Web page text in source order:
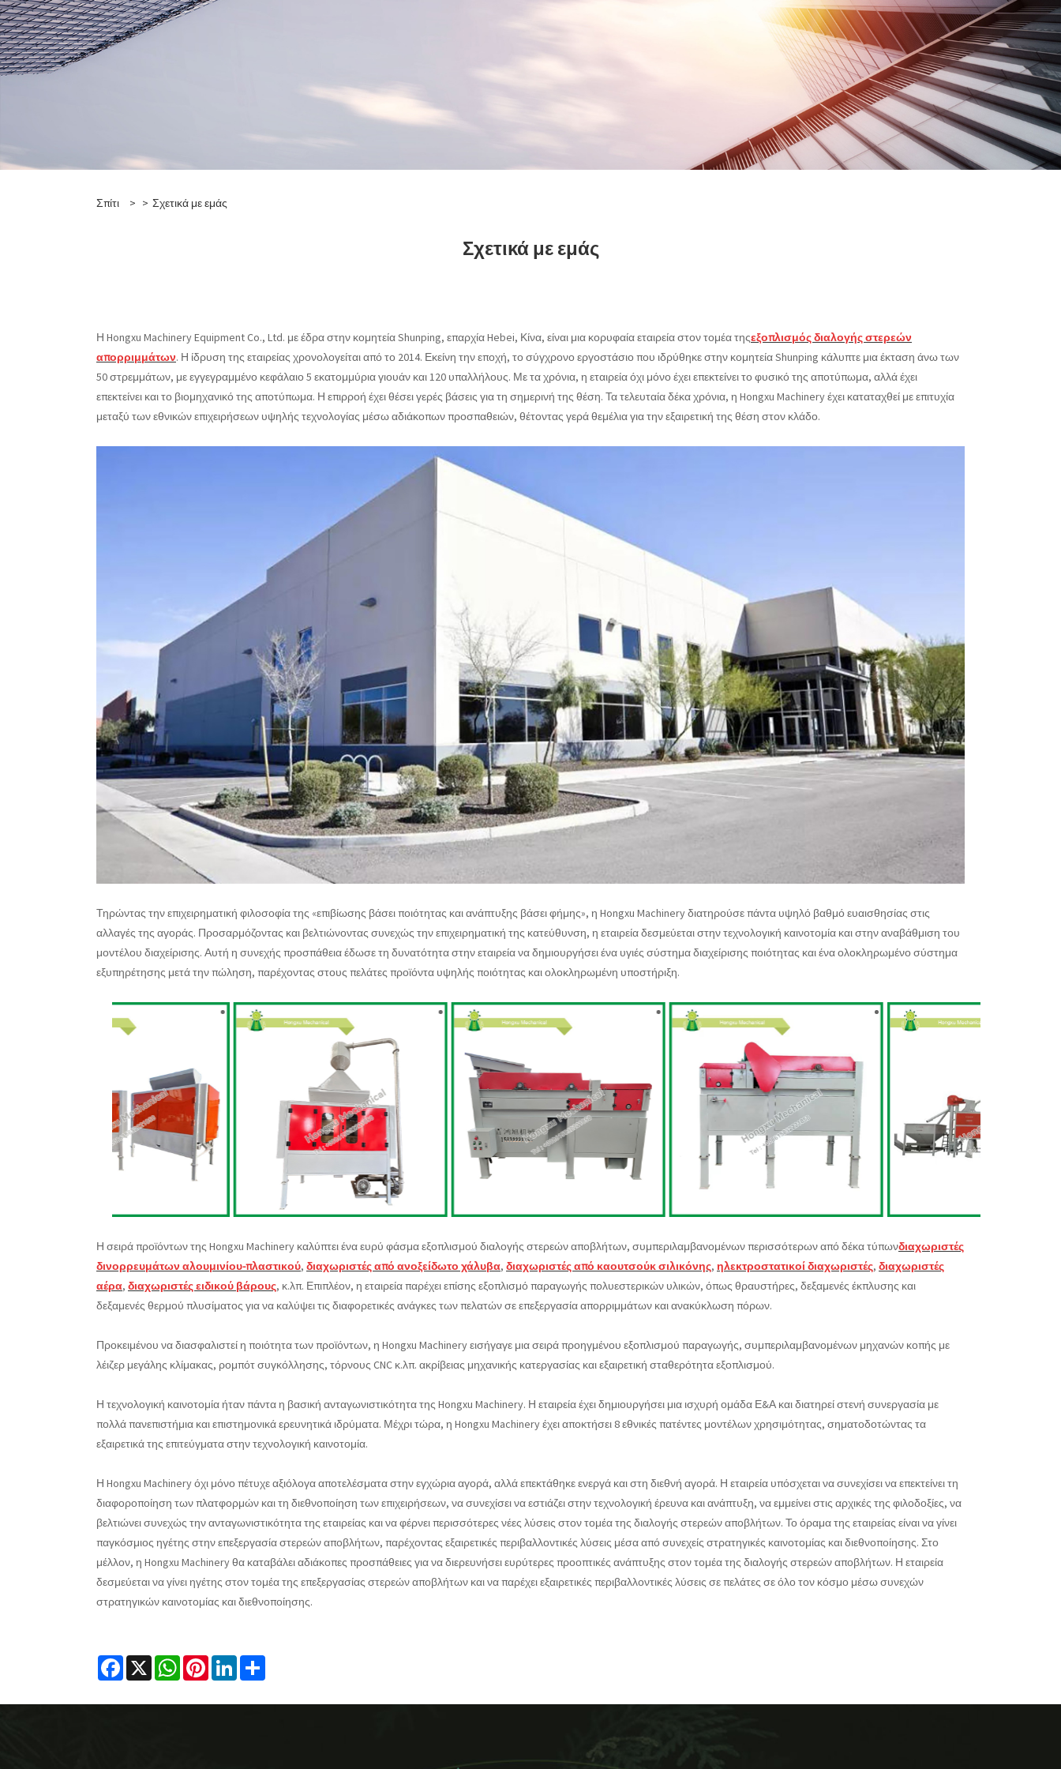
Σπίτι > > Σχετικά με εμάς
Σχετικά με εμάς
Η Hongxu Machinery Equipment Co., Ltd. με έδρα στην κομητεία Shunping, επαρχία Hebei, Κίνα, είναι μια κορυφαία εταιρεία στον τομέα τηςεξοπλισμός διαλογής στερεών
απορριμμάτων. Η ίδρυση της εταιρείας χρονολογείται από το 2014. Εκείνη την εποχή, το σύγχρονο εργοστάσιο που ιδρύθηκε στην κομητεία Shunping κάλυπτε μια έκταση άνω των
50 στρεμμάτων, με εγγεγραμμένο κεφάλαιο 5 εκατομμύρια γιουάν και 120 υπαλλήλους. Με τα χρόνια, η εταιρεία όχι μόνο έχει επεκτείνει το φυσικό της αποτύπωμα, αλλά έχει
επεκτείνει και το βιομηχανικό της αποτύπωμα. Η επιρροή έχει θέσει γερές βάσεις για τη σημερινή της θέση. Τα τελευταία δέκα χρόνια, η Hongxu Machinery έχει καταταχθεί με επιτυχία
μεταξύ των εθνικών επιχειρήσεων υψηλής τεχνολογίας μέσω αδιάκοπων προσπαθειών, θέτοντας γερά θεμέλια για την εξαιρετική της θέση στον κλάδο.
Τηρώντας την επιχειρηματική φιλοσοφία της «επιβίωσης βάσει ποιότητας και ανάπτυξης βάσει φήμης», η Hongxu Machinery διατηρούσε πάντα υψηλό βαθμό ευαισθησίας στις
αλλαγές της αγοράς. Προσαρμόζοντας και βελτιώνοντας συνεχώς την επιχειρηματική της κατεύθυνση, η εταιρεία δεσμεύεται στην τεχνολογική καινοτομία και στην αναβάθμιση του
μοντέλου διαχείρισης. Αυτή η συνεχής προσπάθεια έδωσε τη δυνατότητα στην εταιρεία να δημιουργήσει ένα υγιές σύστημα διαχείρισης ποιότητας και ένα ολοκληρωμένο σύστημα
εξυπηρέτησης μετά την πώληση, παρέχοντας στους πελάτες προϊόντα υψηλής ποιότητας και ολοκληρωμένη υποστήριξη.
Η σειρά προϊόντων της Hongxu Machinery καλύπτει ένα ευρύ φάσμα εξοπλισμού διαλογής στερεών αποβλήτων, συμπεριλαμβανομένων περισσότερων από δέκα τύπωνδιαχωριστές
δινορρευμάτων αλουμινίου-πλαστικού, διαχωριστές από ανοξείδωτο χάλυβα, διαχωριστές από καουτσούκ σιλικόνης, ηλεκτροστατικοί διαχωριστές, διαχωριστές
αέρα, διαχωριστές ειδικού βάρους, κ.λπ. Επιπλέον, η εταιρεία παρέχει επίσης εξοπλισμό παραγωγής πολυεστερικών υλικών, όπως θραυστήρες, δεξαμενές έκπλυσης και
δεξαμενές θερμού πλυσίματος για να καλύψει τις διαφορετικές ανάγκες των πελατών σε επεξεργασία απορριμμάτων και ανακύκλωση πόρων.
Προκειμένου να διασφαλιστεί η ποιότητα των προϊόντων, η Hongxu Machinery εισήγαγε μια σειρά προηγμένου εξοπλισμού παραγωγής, συμπεριλαμβανομένων μηχανών κοπής με
λέιζερ μεγάλης κλίμακας, ρομπότ συγκόλλησης, τόρνους CNC κ.λπ. ακρίβειας μηχανικής κατεργασίας και εξαιρετική σταθερότητα εξοπλισμού.
Η τεχνολογική καινοτομία ήταν πάντα η βασική ανταγωνιστικότητα της Hongxu Machinery. Η εταιρεία έχει δημιουργήσει μια ισχυρή ομάδα Ε&Α και διατηρεί στενή συνεργασία με
πολλά πανεπιστήμια και επιστημονικά ερευνητικά ιδρύματα. Μέχρι τώρα, η Hongxu Machinery έχει αποκτήσει 8 εθνικές πατέντες μοντέλων χρησιμότητας, σηματοδοτώντας τα
εξαιρετικά της επιτεύγματα στην τεχνολογική καινοτομία.
Η Hongxu Machinery όχι μόνο πέτυχε αξιόλογα αποτελέσματα στην εγχώρια αγορά, αλλά επεκτάθηκε ενεργά και στη διεθνή αγορά. Η εταιρεία υπόσχεται να συνεχίσει να επεκτείνει τη
διαφοροποίηση των πλατφορμών και τη διεθνοποίηση των επιχειρήσεων, να συνεχίσει να εστιάζει στην τεχνολογική έρευνα και ανάπτυξη, να εμμείνει στις αρχικές της φιλοδοξίες, να
βελτιώνει συνεχώς την ανταγωνιστικότητα της εταιρείας και να φέρνει περισσότερες νέες λύσεις στον τομέα της διαλογής στερεών αποβλήτων. Το όραμα της εταιρείας είναι να γίνει
παγκόσμιος ηγέτης στην επεξεργασία στερεών αποβλήτων, παρέχοντας εξαιρετικές περιβαλλοντικές λύσεις μέσα από συνεχείς στρατηγικές καινοτομίας και διεθνοποίησης. Στο
μέλλον, η Hongxu Machinery θα καταβάλει αδιάκοπες προσπάθειες για να διερευνήσει ευρύτερες προοπτικές ανάπτυξης στον τομέα της διαλογής στερεών αποβλήτων. Η εταιρεία
δεσμεύεται να γίνει ηγέτης στον τομέα της επεξεργασίας στερεών αποβλήτων και να παρέχει εξαιρετικές περιβαλλοντικές λύσεις σε πελάτες σε όλο τον κόσμο μέσω συνεχών
στρατηγικών καινοτομίας και διεθνοποίησης.
Facebook
X WhatsAppPinterestLinkedIn